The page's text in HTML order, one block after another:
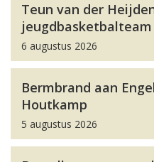
Teun van der
6 augustus 2026
Bermbrand aan
Houtkamp
5 augustus 2026